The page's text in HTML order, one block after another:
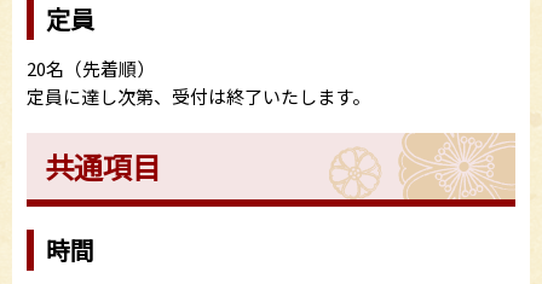
定員
20名（先着順）
定員に達し次第、受付は終了いたします。
共通項目
時間